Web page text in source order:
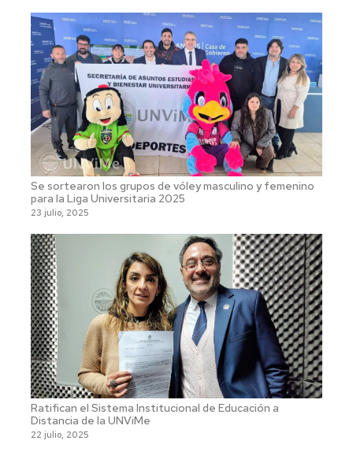
Se sortearon los grupos de vóley masculino y femenino
para la Liga Universitaria 2025
23 julio, 2025
Ratifican el Sistema Institucional de Educación a
Distancia de la UNViMe
22 julio, 2025